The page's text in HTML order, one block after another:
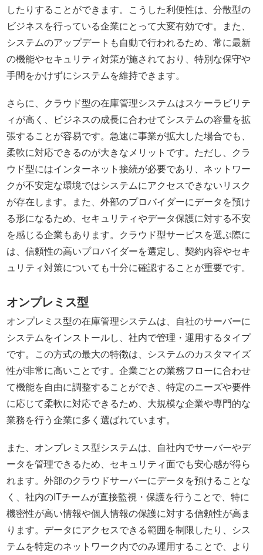
したりすることができます。こうした利便性は、分散型の
ビジネスを行っている企業にとって大変有効です。また、
システムのアップデートも自動で行われるため、常に最新
の機能やセキュリティ対策が施されており、特別な保守や
手間をかけずにシステムを維持できます。
さらに、クラウド型の在庫管理システムはスケーラビリテ
ィが高く、ビジネスの成長に合わせてシステムの容量を拡
張することが容易です。急速に事業が拡大した場合でも、
柔軟に対応できるのが大きなメリットです。ただし、クラ
ウド型にはインターネット接続が必要であり、ネットワー
クが不安定な環境ではシステムにアクセスできないリスク
が存在します。また、外部のプロバイダーにデータを預け
る形になるため、セキュリティやデータ保護に対する不安
を感じる企業もあります。クラウド型サービスを選ぶ際に
は、信頼性の高いプロバイダーを選定し、契約内容やセキ
ュリティ対策についても十分に確認することが重要です。
オンプレミス型
オンプレミス型の在庫管理システムは、自社のサーバーに
システムをインストールし、社内で管理・運用するタイプ
です。この方式の最大の特徴は、システムのカスタマイズ
性が非常に高いことです。企業ごとの業務フローに合わせ
て機能を自由に調整することができ、特定のニーズや要件
に応じて柔軟に対応できるため、大規模な企業や専門的な
業務を行う企業に多く選ばれています。
また、オンプレミス型システムは、自社内でサーバーやデ
ータを管理できるため、セキュリティ面でも安心感が得ら
れます。外部のクラウドサーバーにデータを預けることな
く、社内のITチームが直接監視・保護を行うことで、特に
機密性が高い情報や個人情報の保護に対する信頼性が高ま
ります。データにアクセスできる範囲を制限したり、シス
テムを特定のネットワーク内でのみ運用することで、より